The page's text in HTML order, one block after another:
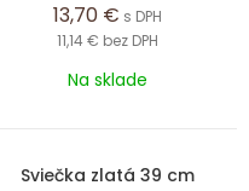
13,70 € s DPH
11,14 € bez DPH
Na sklade
Sviečka zlatá 39 cm